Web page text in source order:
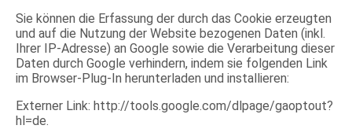
Sie können die Erfassung der durch das Cookie erzeugten
und auf die Nutzung der Website bezogenen Daten (inkl.
Ihrer IP-Adresse) an Google sowie die Verarbeitung dieser
Daten durch Google verhindern, indem sie folgenden Link
im Browser-Plug-In herunterladen und installieren:
Externer Link: http://tools.google.com/dlpage/gaoptout?
hl=de.